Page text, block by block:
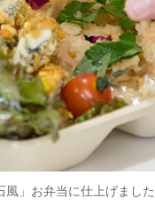
」お弁当に仕上げました